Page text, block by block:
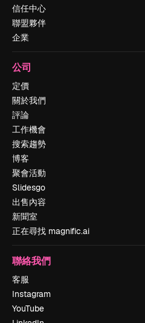
信任中心
聯盟夥伴
企業
公司
定價
關於我們
評論
工作機會
搜索趨勢
博客
聚會活動
Slidesgo
出售內容
新聞室
正在尋找 magnific.ai
聯絡我們
客服
Instagram
YouTube